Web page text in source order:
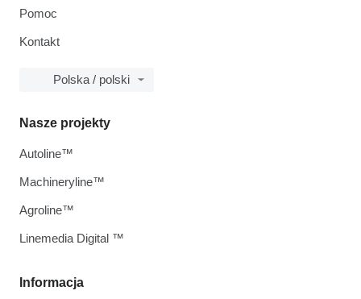
Pomoc
Kontakt
Polska / polski
Informacja
Nasze projekty
Autoline™
Machineryline™
Agroline™
Linemedia Digital ™